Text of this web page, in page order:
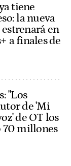
tiene
la nueva
en
a finales de
"Los
de 'Mi
de OT los
70 millones